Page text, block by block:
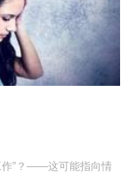
作”？——这可能指向情